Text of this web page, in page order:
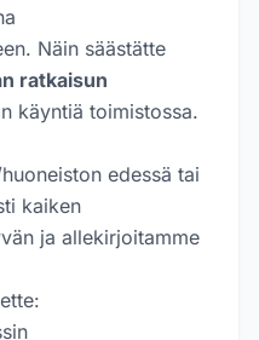
Näin säästätte
ratkaisun
käyntiä toimistossa.
edessä tai
kaiken
ja allekirjoitamme